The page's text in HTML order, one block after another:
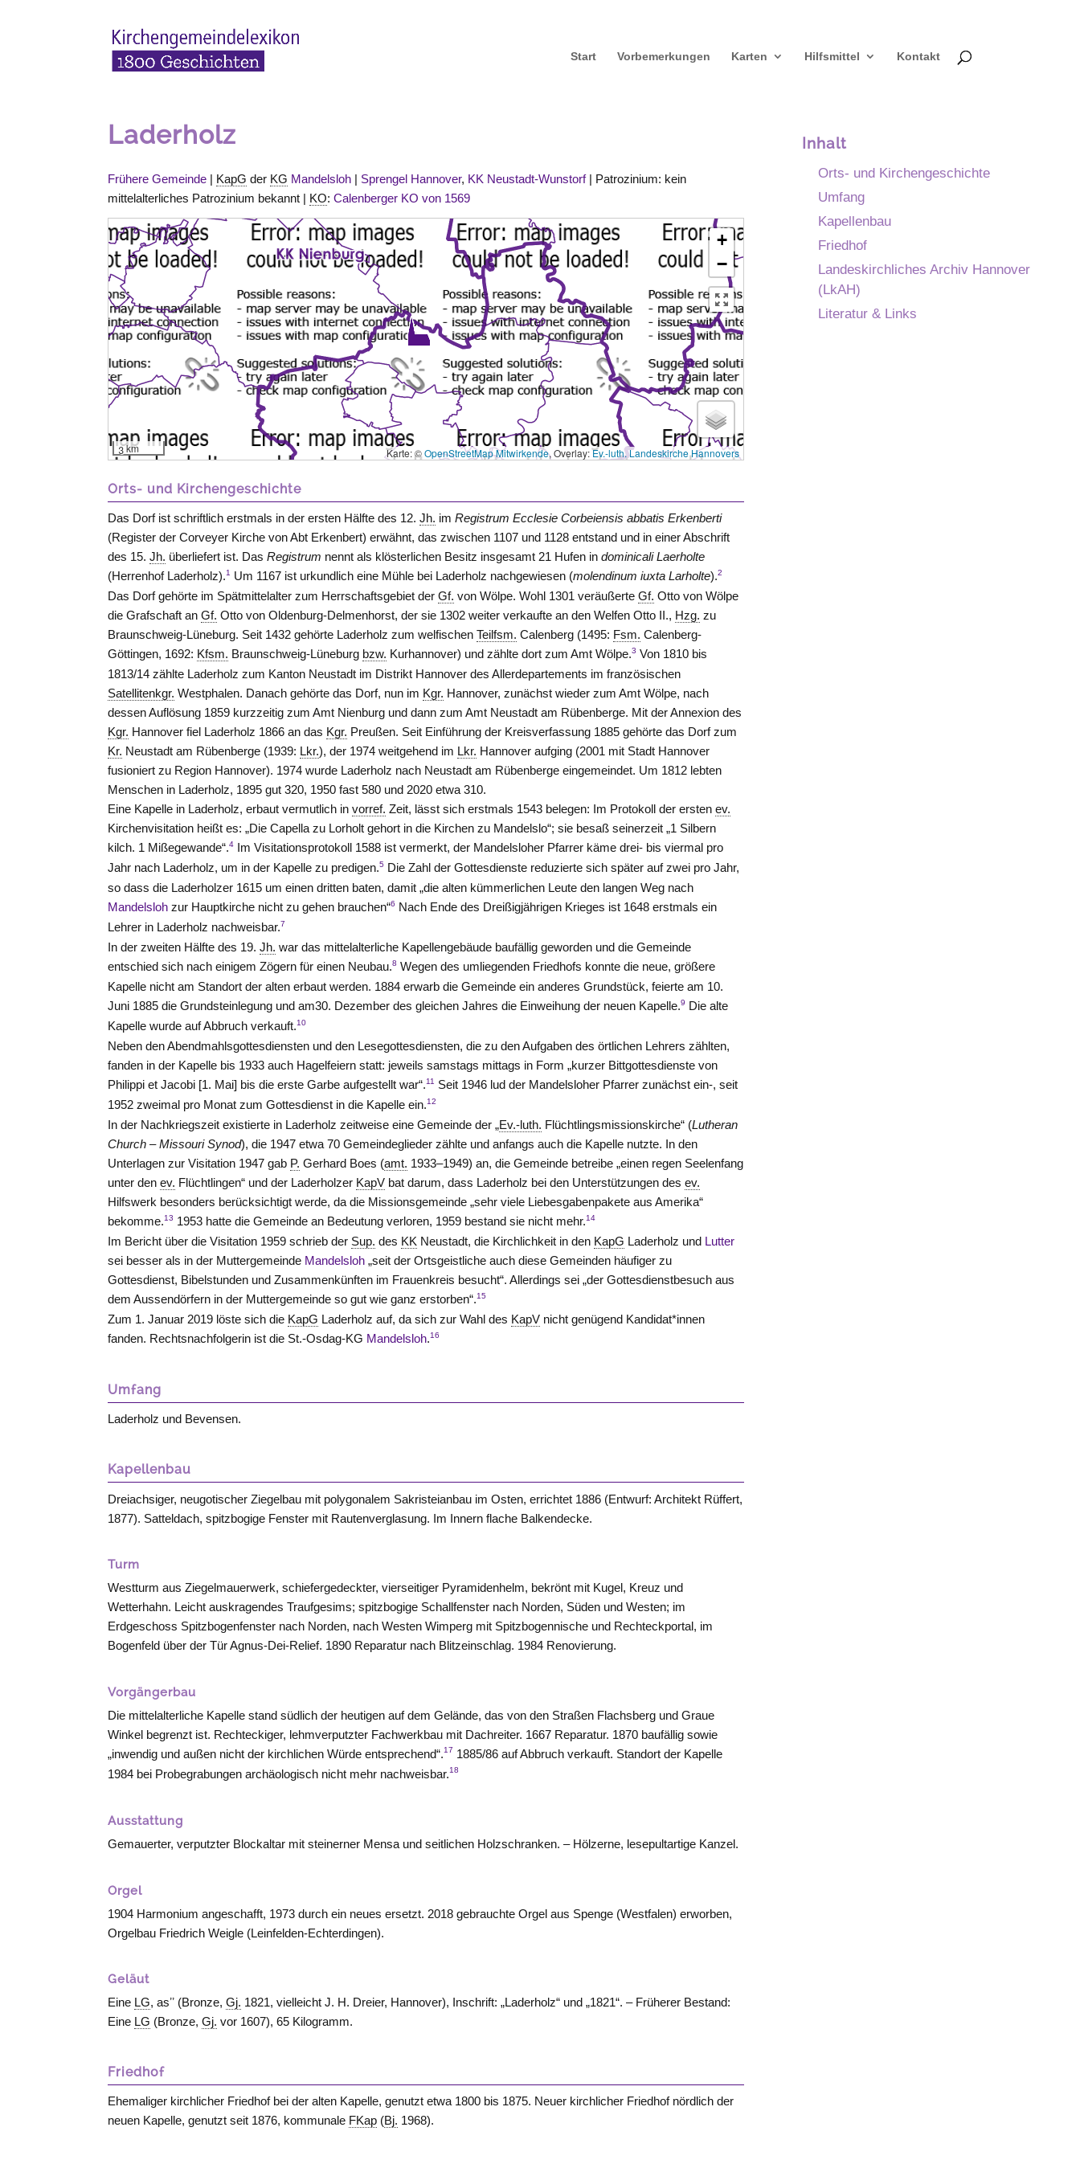
Start Vorbemerkungen Karten Hilfsmittel Kontakt
Laderholz
Frühere Gemeinde | KapG der KG Mandelsloh | Sprengel Hannover, KK Neustadt-Wunstorf| Patrozinium: kein
mittelalterliches Patrozinium bekannt | KO:Calenberger KO von 1569
+
−
3 km Karte: ©OpenStreetMap Mitwirkende, Overlay:Ev.-luth. Landeskirche Hannovers
Orts- und Kirchengeschichte
Das Dorf ist schriftlich erstmals in der ersten Hälfte des 12.Jh. imRegistrum Ecclesie Corbeiensis abbatis Erkenberti
(Register der Corveyer Kirche von Abt Erkenbert) erwähnt, das zwischen 1107 und 1128 entstand und in einer Abschrift
des 15.Jh. überliefert ist. DasRegistrum nennt als klösterlichen Besitz insgesamt 21 Hufen indominicali Laerholte
(Herrenhof Laderholz).1 Um 1167 ist urkundlich eine Mühle bei Laderholz nachgewiesen (molendinum iuxta Larholte).2
Das Dorf gehörte im Spätmittelalter zum Herrschaftsgebiet derGf. von Wölpe. Wohl 1301 veräußerteGf. Otto von Wölpe
die Grafschaft anGf. Otto von Oldenburg-Delmenhorst, der sie 1302 weiter verkaufte an den Welfen Otto II., Hzg. zu
Braunschweig-Lüneburg. Seit 1432 gehörte Laderholz zum welfischenTeilfsm. Calenberg (1495: Fsm. Calenberg-
Göttingen, 1692: Kfsm. Braunschweig-Lüneburg bzw. Kurhannover) und zählte dort zum AmtWölpe.3 Von 1810 bis
1813/14 zählte Laderholz zum Kanton Neustadt im Distrikt Hannover des Allerdepartements im französischen
Satellitenkgr. Westphalen. Danach gehörte das Dorf, nun im Kgr. Hannover, zunächst wieder zum AmtWölpe, nach
dessen Auflösung 1859 kurzzeitig zum Amt Nienburg und dann zum Amt Neustadt am Rübenberge. Mit der Annexion des
Kgr. Hannover fiel Laderholz 1866 an das Kgr. Preußen. Seit Einführung der Kreisverfassung 1885 gehörte das Dorf zum
Kr. Neustadt am Rübenberge (1939: Lkr.), der 1974 weitgehend im Lkr. Hannover aufging (2001 mit Stadt Hannover
fusioniert zu Region Hannover). 1974 wurde Laderholz nach Neustadt am Rübenberge eingemeindet. Um 1812 lebten
Menschen in Laderholz, 1895 gut 320, 1950 fast 580 und 2020 etwa 310.
Eine Kapelle in Laderholz, erbaut vermutlich invorref. Zeit, lässt sich erstmals 1543 belegen: Im Protokoll der erstenev.
Kirchenvisitation heißt es: „Die Capella zu Lorholt gehort in die Kirchen zu Mandelslo“; sie besaß seinerzeit „1 Silbern
kilch. 1 Mißegewande“.4 Im Visitationsprotokoll 1588 ist vermerkt, der Mandelsloher Pfarrer käme drei- bis viermal pro
Jahr nach Laderholz, um in der Kapelle zu predigen.5 Die Zahl der Gottesdienste reduzierte sich später auf zwei pro Jahr,
so dass die Laderholzer 1615 um einen dritten baten, damit „die alten kümmerlichen Leute den langen Weg nach
Mandelsloh zur Hauptkirche nicht zu gehen brauchen“6 Nach Ende des Dreißigjährigen Krieges ist 1648 erstmals ein
Lehrer in Laderholz nachweisbar.7
In der zweiten Hälfte des 19.Jh. war das mittelalterliche Kapellengebäude baufällig geworden und die Gemeinde
entschied sich nach einigem Zögern für einen Neubau.8 Wegen des umliegenden Friedhofs konnte die neue, größere
Kapelle nicht am Standort der alten erbaut werden. 1884 erwarb die Gemeinde ein anderes Grundstück, feierte am 10.
Juni 1885 die Grundsteinlegung und am30. Dezember des gleichen Jahres die Einweihung der neuen Kapelle.9 Die alte
Kapelle wurde auf Abbruch verkauft.10
Neben den Abendmahlsgottesdiensten und den Lesegottesdiensten, die zu den Aufgaben des örtlichen Lehrers zählten,
fanden in der Kapelle bis 1933 auch Hagelfeiern statt: jeweils samstags mittags in Form „kurzer Bittgottesdienste von
Philippi et Jacobi [1. Mai] bis die erste Garbe aufgestellt war“.11
Seit 1946 lud der Mandelsloher Pfarrer zunächst ein-, seit
1952 zweimal pro Monat zum Gottesdienst in die Kapelle ein.12
In der Nachkriegszeit existierte in Laderholz zeitweise eine Gemeinde der „Ev.-luth. Flüchtlingsmissionskirche“ (Lutheran
Church – Missouri Synod), die 1947 etwa 70 Gemeindeglieder zählte und anfangs auch die Kapelle nutzte. In den
Unterlagen zur Visitation 1947 gab P. Gerhard Boes (amt. 1933–1949) an, die Gemeinde betreibe „einen regen Seelenfang
unter denev. Flüchtlingen“ und der Laderholzer KapV bat darum, dass Laderholz bei den Unterstützungen desev.
Hilfswerk besonders berücksichtigt werde, da die Missionsgemeinde „sehr viele Liebesgabenpakete aus Amerika“
bekomme.13 1953 hatte die Gemeinde an Bedeutung verloren, 1959 bestand sie nicht mehr.14
Im Bericht über die Visitation 1959 schrieb der Sup. des KK Neustadt, die Kirchlichkeit in den KapG Laderholz und Lutter
sei besser als in der Muttergemeinde Mandelsloh „seit der Ortsgeistliche auch diese Gemeinden häufiger zu
Gottesdienst, Bibelstunden und Zusammenkünften im Frauenkreis besucht“. Allerdings sei „der Gottesdienstbesuch aus
dem Aussendörfern in der Muttergemeinde so gut wie ganz erstorben“.15
Zum 1. Januar 2019 löste sich die KapG Laderholz auf, da sich zur Wahl des KapV nicht genügend Kandidat*innen
fanden. Rechtsnachfolgerin ist die St.-Osdag-KG Mandelsloh.16
Umfang
Laderholz und Bevensen.
Kapellenbau
Dreiachsiger, neugotischer Ziegelbau mit polygonalem Sakristeianbau im Osten, errichtet 1886 (Entwurf: Architekt Rüffert,
1877). Satteldach, spitzbogige Fenster mit Rautenverglasung. Im Innern flache Balkendecke.
Turm
Westturm aus Ziegelmauerwerk, schiefergedeckter, vierseitiger Pyramidenhelm, bekrönt mit Kugel, Kreuz und
Wetterhahn. Leicht auskragendes Traufgesims; spitzbogige Schallfenster nach Norden, Süden undWesten; im
Erdgeschoss Spitzbogenfenster nach Norden, nachWesten Wimperg mit Spitzbogennische und Rechteckportal, im
Bogenfeld über der Tür Agnus-Dei-Relief. 1890 Reparatur nach Blitzeinschlag. 1984 Renovierung.
Vorgängerbau
Die mittelalterliche Kapelle stand südlich der heutigen auf dem Gelände, das von den Straßen Flachsberg und Graue
Winkel begrenzt ist. Rechteckiger, lehmverputzter Fachwerkbau mit Dachreiter. 1667 Reparatur. 1870 baufällig sowie
„inwendig und außen nicht der kirchlichen Würde entsprechend“.17 1885/86 auf Abbruch verkauft. Standort der Kapelle
1984 bei Probegrabungen archäologisch nicht mehr nachweisbar.18
Ausstattung
Gemauerter, verputzter Blockaltar mit steinerner Mensa und seitlichen Holzschranken. – Hölzerne, lesepultartige Kanzel.
Orgel
1904 Harmonium angeschafft, 1973 durch ein neues ersetzt. 2018 gebrauchte Orgel aus Spenge (Westfalen) erworben,
Orgelbau Friedrich Weigle (Leinfelden-Echterdingen).
Geläut
Eine LG, asʼʼ (Bronze,Gj. 1821, vielleicht J. H. Dreier, Hannover), Inschrift: „Laderholz“ und „1821“. – Früherer Bestand:
Eine LG (Bronze,Gj. vor 1607), 65 Kilogramm.
Friedhof
Ehemaliger kirchlicher Friedhof bei der alten Kapelle, genutzt etwa 1800 bis 1875. Neuer kirchlicher Friedhof nördlich der
neuen Kapelle, genutzt seit 1876, kommunale FKap (Bj. 1968).
Inhalt
Orts- und Kirchengeschichte
Umfang
Kapellenbau
Friedhof
Landeskirchliches Archiv Hannover
(LkAH)
Literatur & Links